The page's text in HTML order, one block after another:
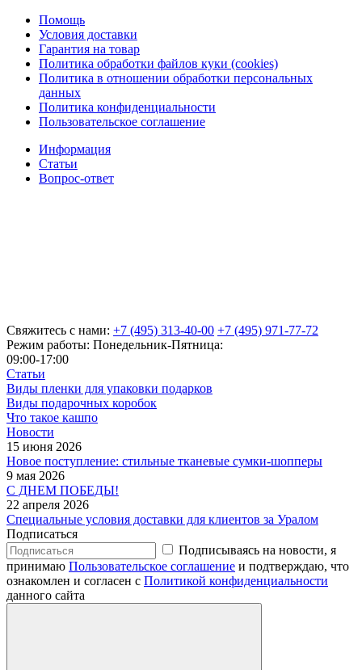
Помощь
Условия доставки
Гарантия на товар
Политика обработки файлов куки (cookies)
Политика в отношении обработки персональных
данных
Политика конфиденциальности
Пользовательское соглашение
Информация
Статьи
Вопрос-ответ
Свяжитесь с нами: +7 (495) 313-40-00 +7 (495) 971-77-72
Режим работы: Понедельник-Пятница:
09:00-17:00
Статьи
Виды пленки для упаковки подарков
Виды подарочных коробок
Что такое кашпо
Новости
15 июня 2026
Новое поступление: стильные тканевые сумки-шопперы
9 мая 2026
С ДНЕМ ПОБЕДЫ!
22 апреля 2026
Специальные условия доставки для клиентов за Уралом
Подписаться
Подписываясь на новости, я
принимаю Пользовательское соглашение и подтверждаю, что
ознакомлен и согласен с Политикой конфиденциальности
данного сайта